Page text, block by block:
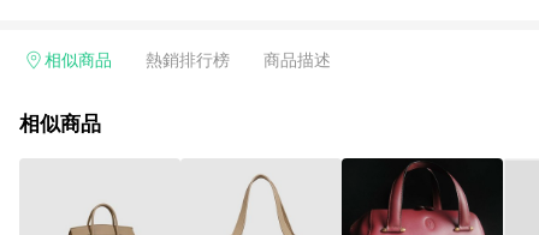
差異。 4.若於商家App下單，不符合LINE購物導購資格。
相似商品 熱銷排行榜 商品描述
相似商品